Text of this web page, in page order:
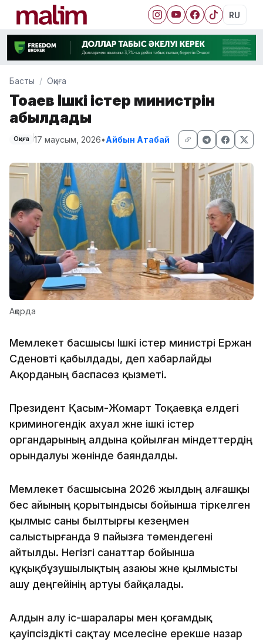
RU
Басты Оқиға
Тоқаев Ішкі істер министрін
қабылдады
Оқиға 17 маусым, 2026•Айбын Атабай
Ақорда
Мемлекет басшысы Ішкі істер министрі Ержан
Сәденовті қабылдады, деп хабарлайды
Ақорданың баспасөз қызметі.
Президент Қасым-Жомарт Тоқаевқа елдегі
криминогендік ахуал және ішкі істер
органдарының алдына қойылған міндеттердің
орындалуы жөнінде баяндалды.
Мемлекет басшысына 2026 жылдың алғашқы
бес айының қорытындысы бойынша тіркелген
қылмыс саны былтырғы кезеңмен
салыстырғанда 9 пайызға төмендегені
айтылды. Негізгі санаттар бойынша
құқықбұзушылықтың азаюы және қылмысты
ашу деңгейінің артуы байқалады.
Алдын алу іс-шаралары мен қоғамдық
қауіпсіздікті сақтау мәселесіне ерекше назар